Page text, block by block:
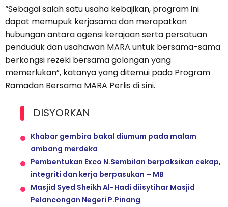
“Sebagai salah satu usaha kebajikan, program ini
dapat memupuk kerjasama dan merapatkan
hubungan antara agensi kerajaan serta persatuan
penduduk dan usahawan MARA untuk bersama-sama
berkongsi rezeki bersama golongan yang
memerlukan”, katanya yang ditemui pada Program
Ramadan Bersama MARA Perlis di sini.
DISYORKAN
Khabar gembira bakal diumum pada malam
ambang merdeka
Pembentukan Exco N.Sembilan berpaksikan cekap,
integriti dan kerja berpasukan – MB
Masjid Syed Sheikh Al-Hadi diisytihar Masjid
Pelancongan Negeri P.Pinang